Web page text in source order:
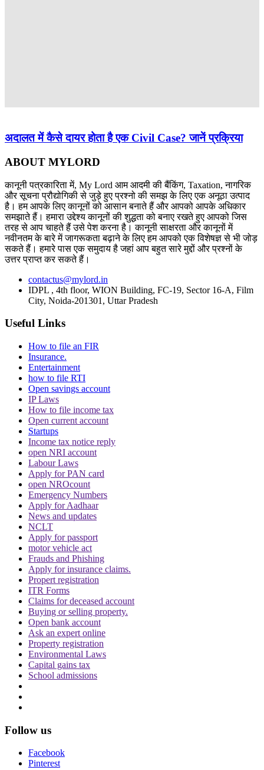
अदालत में कैसे दायर होता है एक Civil Case? जानें प्रक्रिया
ABOUT MYLORD
कानूनी पत्रकारिता में, My Lord आम आदमी की बैंकिंग, Taxation, नागरिक
और सूचना प्रौद्योगिकी से जुड़े हुए प्रश्नो की समझ के लिए एक अनूठा उत्पाद
है। हम आपके लिए कानूनों को आसान बनाते हैं और आपको आपके अधिकार
समझाते हैं। हमारा उद्देश्य कानूनों की शुद्धता को बनाए रखते हुए आपको जिस
तरह से आप चाहते हैं उसे पेश करना है। कानूनी साक्षरता और कानूनों में
नवीनतम के बारे में जागरूकता बढ़ाने के लिए हम आपको एक विशेषज्ञ से भी जोड़
सकते हैं। हमारे पास एक समुदाय है जहां आप बहुत सारे मुद्दों और प्रश्नों के
उत्तर प्राप्त कर सकते हैं।
contactus@mylord.in
IDPL , 4th floor, WION Building, FC-19, Sector 16-A, Film
City, Noida-201301, Uttar Pradesh
Useful Links
How to file an FIR
Insurance.
Entertainment
how to file RTI
Open savings account
IP Laws
How to file income tax
Open current account
Startups
Income tax notice reply
open NRI account
Labour Laws
Apply for PAN card
open NROcount
Emergency Numbers
Apply for Aadhaar
News and updates
NCLT
Apply for passport
motor vehicle act
Frauds and Phishing
Apply for insurance claims.
Propert registration
ITR Forms
Claims for deceased account
Buying or selling property.
Open bank account
Ask an expert online
Property registration
Environmental Laws
Capital gains tax
School admissions
Follow us
Facebook
Pinterest